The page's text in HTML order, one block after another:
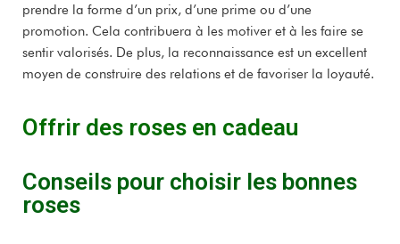
prendre la forme d’un prix, d’une prime ou d’une
promotion. Cela contribuera à les motiver et à les faire se
sentir valorisés. De plus, la reconnaissance est un excellent
moyen de construire des relations et de favoriser la loyauté.
Offrir des roses en cadeau
Conseils pour choisir les bonnes
roses